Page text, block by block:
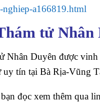
nghiep-a166819.html
tử Nhân
Nhân Duyên được
uy tín tại Bà Rịa-Vũng
đọc xem thêm qua